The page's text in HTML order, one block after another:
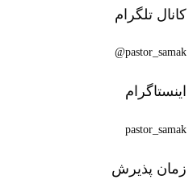
کانال تلگرام
pastor_samak@
اینستاگرام
pastor_samak
زمان پذیرش